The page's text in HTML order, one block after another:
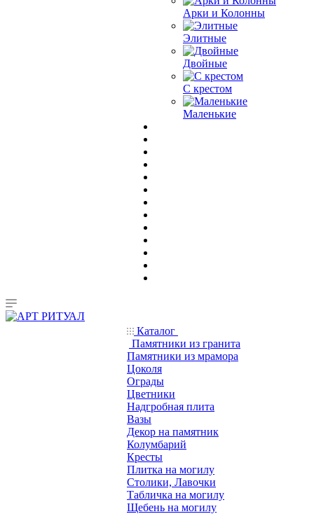
Арки и Колонны
Элитные
Двойные
С крестом
Маленькие
Каталог
Памятники из гранита
Памятники из мрамора
Цоколя
Ограды
Цветники
Надгробная плита
Вазы
Декор на памятник
Колумбарий
Кресты
Плитка на могилу
Столики, Лавочки
Табличка на могилу
Щебень на могилу